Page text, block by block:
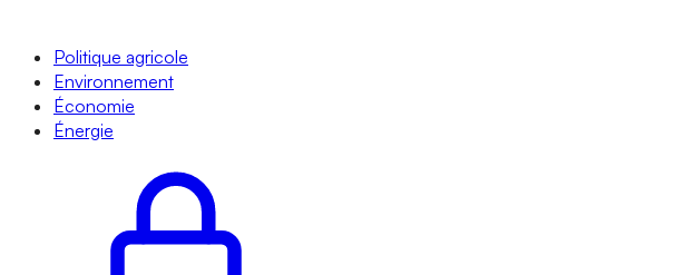
Politique agricole
Environnement
Économie
Énergie